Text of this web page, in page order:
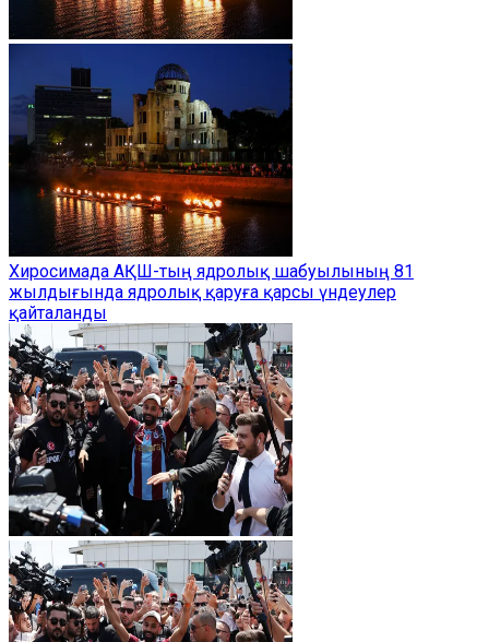
Хиросимада АҚШ-тың ядролық шабуылының 81
жылдығында ядролық қаруға қарсы үндеулер
қайталанды